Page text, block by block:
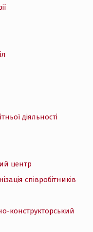
діяльності
центр
співробітників
конструкторський